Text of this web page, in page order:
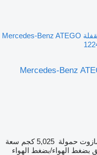
شاحنة مقفلة Mercedes-Benz ATEGO
Mercedes-Benz
حمولة 5,025 كجم
سعة
بضغط الهواء/بضغط الهواء